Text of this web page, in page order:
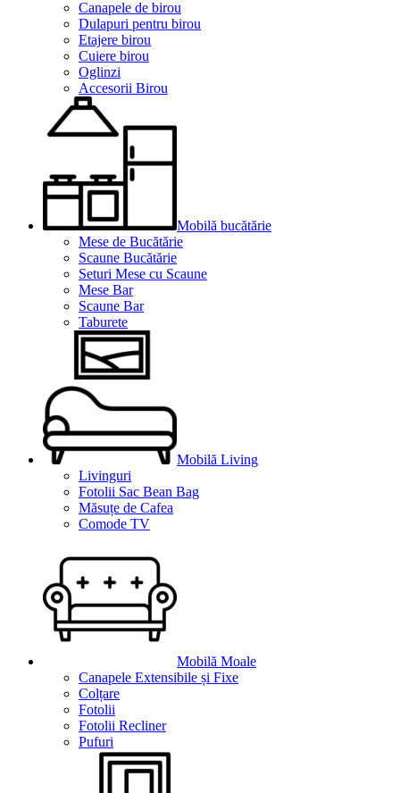
Canapele de birou
Dulapuri pentru birou
Etajere birou
Cuiere birou
Oglinzi
Accesorii Birou
Mobilă bucătărie
Mese de Bucătărie
Scaune Bucătărie
Seturi Mese cu Scaune
Mese Bar
Scaune Bar
Taburete
Mobilă Living
Livinguri
Fotolii Sac Bean Bag
Măsuțe de Cafea
Comode TV
Mobilă Moale
Canapele Extensibile și Fixe
Colțare
Fotolii
Fotolii Recliner
Pufuri